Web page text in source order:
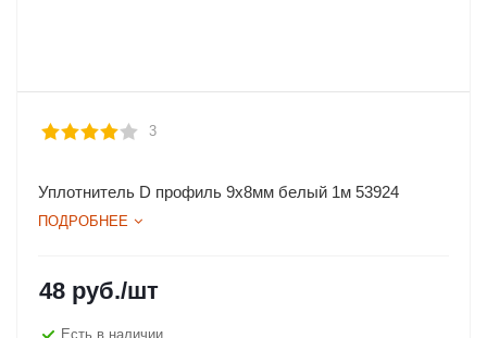
3
Уплотнитель D профиль 9х8мм белый 1м 53924
ПОДРОБНЕЕ
48 руб./шт
Есть в наличии